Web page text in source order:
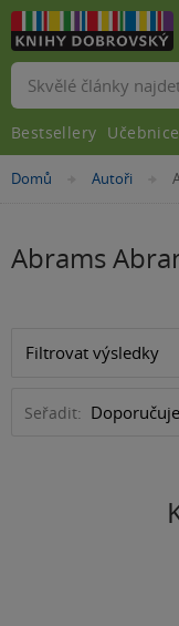
Nacházíte
Domů »Autoři »
Abrams
Filtrovat výsledky
Seřadit:
Vyhledávání
Bestsellery Učebnice